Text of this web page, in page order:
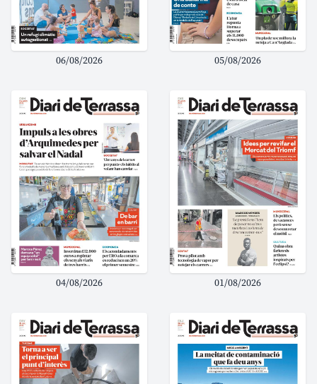
06/08/2026 05/08/2026
04/08/2026 01/08/2026